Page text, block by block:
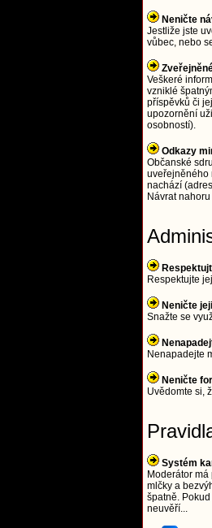
Neničte
Jestliže jste
vůbec, nebo
Veškeré
vzniklé
příspěvků či
upozornění
osobností).
Odkazy
Občanské
uveřejněného
nachází
Návrat nahoru
Respektujte
Neničte
Snažte se
Nenapadejte
Neničte
Uvědomte si,
Systém
Moderátor
mlčky a
špatně.
neuvěří...